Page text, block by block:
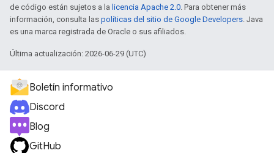
de código están sujetos a la licencia Apache 2.0. Para obtener más
información, consulta las políticas del sitio de Google Developers. Java
es una marca registrada de Oracle o sus afiliados.
Última actualización: 2026-06-29 (UTC)
Boletín informativo
Discord
Blog
GitHub